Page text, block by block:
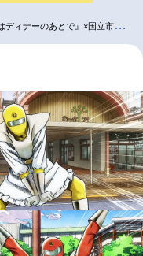
映画
レンド 無料マンガ
記事一覧
写化映画一覧
ーのあとで』×国立市コラボ｜追加キャストに堀江由衣ら